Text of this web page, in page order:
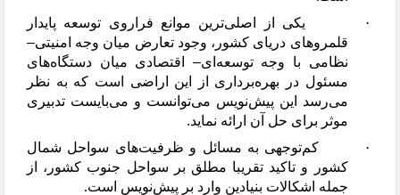
· یکی از اصلیترین موانع فراروی توسعه پایدار
قلمروهای دریای کشور، وجود تعارض میان وجه امنیتی–
نظامی با وجه توسعه ای– اقتصادی میان دستگاههای
مسئول در بهرهبرداری از این اراضی است که به نظر
میرسد این پیشنویس میتوانست و میبایست تدبیری
موثر برای حل آن ارائه نماید.
· کمتوجهی به مسائل و ظرفیتهای سواحل شمال
کشور و تاکید تقریبا مطلق بر سواحل جنوب کشور، از
جمله اشکالات بنیادین وارد بر پیشنویس است.